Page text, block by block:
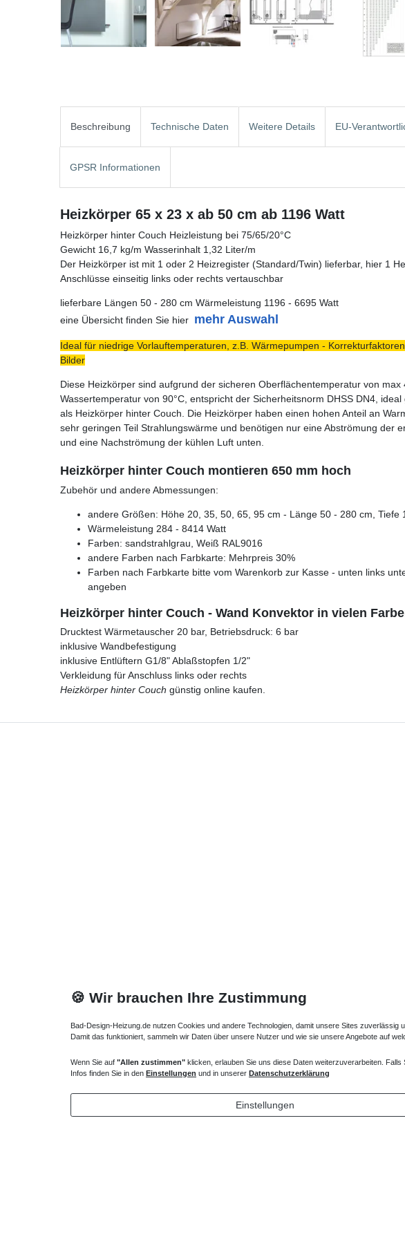
Beschreibung Technische Daten Weitere Details EU-
GPSR Informationen
Heizkörper 65 x 23 x ab 50 cm ab 1196 Watt
Heizkörper hinter Couch Heizleistung bei 75/65/20°C
Gewicht 16,7 kg/m Wasserinhalt 1,32 Liter/m
Der Heizkörper ist mit 1 oder 2 Heizregister (Standard/Twin) lieferbar, hier 1
Anschlüsse einseitig links oder rechts vertauschbar
lieferbare Längen 50 - 280 cm Wärmeleistung 1196 - 6695 Watt
eine Übersicht finden Sie hier mehr Auswahl
Ideal für niedrige Vorlauftemperaturen, z.B. Wärmepumpen -
Bilder
Diese Heizkörper sind aufgrund der sicheren Oberflächentemperatur von max
Wassertemperatur von 90°C, entspricht der Sicherheitsnorm DHSS DN4,
als Heizkörper hinter Couch. Die Heizkörper haben einen hohen Anteil an
sehr geringen Teil Strahlungswärme und benötigen nur eine Abströmung der
und eine Nachströmung der kühlen Luft unten.
Heizkörper hinter Couch montieren 650 mm hoch
Zubehör und andere Abmessungen:
andere Größen: Höhe 20, 35, 50, 65, 95 cm - Länge 50 - 280 cm, Tiefe
Wärmeleistung 284 - 8414 Watt
Farben: sandstrahlgrau, Weiß RAL9016
andere Farben nach Farbkarte: Mehrpreis 30%
Farben nach Farbkarte bitte vom Warenkorb zur Kasse - unten links
angeben
Heizkörper hinter Couch - Wand Konvektor in vielen
Drucktest Wärmetauscher 20 bar, Betriebsdruck: 6 bar
inklusive Wandbefestigung
inklusive Entlüftern G1/8" Ablaßstopfen 1/2"
Verkleidung für Anschluss links oder rechts
Heizkörper hinter Couch günstig online kaufen.
Heizkörper Ventil
135,00 € *
Verlängertes Ventil für Heizkörper
72,32 € *
*inkl. ges. MwSt.
🍪 Wir brauchen Ihre Zustimmung
Bad-Design-Heizung.de nutzen Cookies und andere Technologien, damit unsere Sites
Damit das funktioniert, sammeln wir Daten über unsere Nutzer und wie sie unsere Angebote auf
Wenn Sie auf "Allen zustimmen" klicken, erlauben Sie uns diese Daten weiterzuverarbeiten. Falls
Infos finden Sie in den Einstellungen und in unserer Datenschutzerklärung
Einstellungen